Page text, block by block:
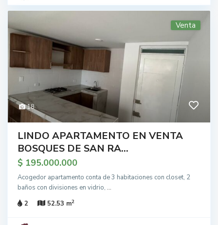
18
Venta
LINDO APARTAMENTO EN VENTA
BOSQUES DE SAN RA...
$ 195.000.000
Acogedor apartamento conta de 3 habitaciones con closet, 2
baños con divisiones en vidrio, ...
2
52.53 m2